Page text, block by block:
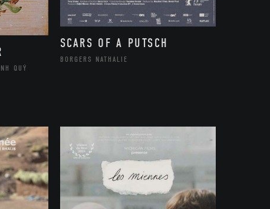
QUÝ
SCARS OF A PUTSCH
BORGERS NATHALIE